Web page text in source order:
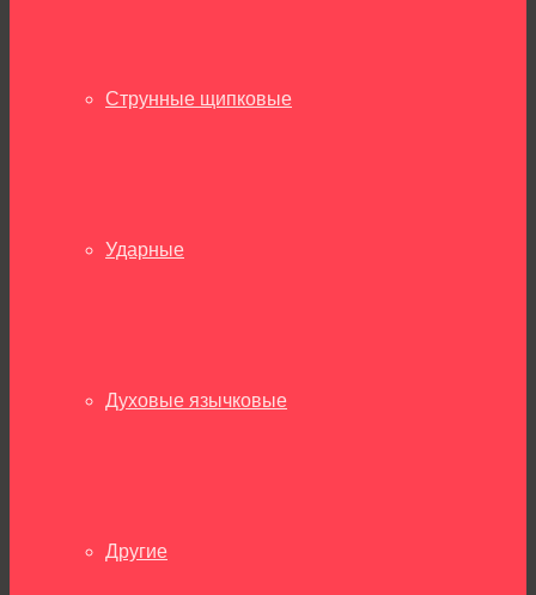
Струнные щипковые
Ударные
Духовые язычковые
Другие